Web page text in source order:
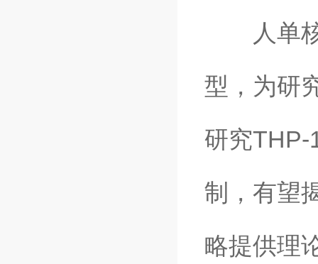
人单核
型，为研
研究THP-
制，有望
略提供理